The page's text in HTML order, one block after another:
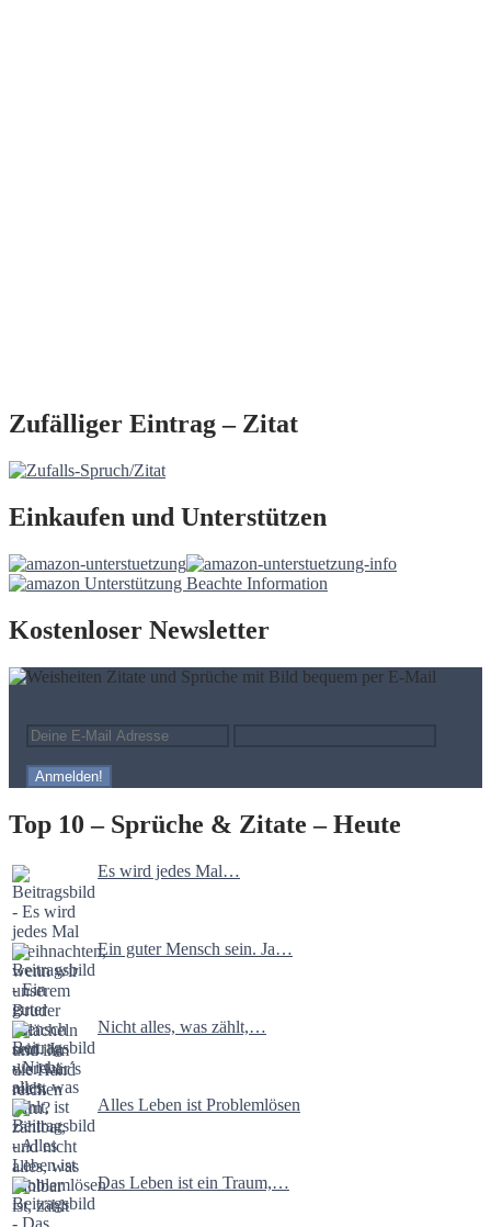
Zufälliger Eintrag – Zitat
Einkaufen und Unterstützen
Kostenloser Newsletter
Top 10 – Sprüche & Zitate – Heute
Es wird jedes Mal…
Ein guter Mensch sein. Ja…
Nicht alles, was zählt,…
Alles Leben ist Problemlösen
Das Leben ist ein Traum,…